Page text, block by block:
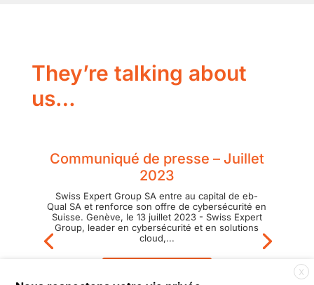
They’re talking about
us…
Communiqué de presse – Juillet
2023
Swiss Expert Group SA entre au capital de eb-
Qual SA et renforce son offre de cybersécurité en
Suisse. Genève, le 13 juillet 2023 - Swiss Expert
Group, leader en cybersécurité et en solutions
cloud,...
X